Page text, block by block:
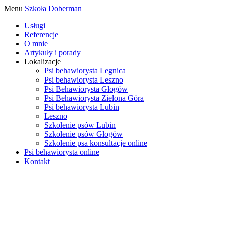
Menu Szkoła Doberman
Usługi
Referencje
O mnie
Artykuły i porady
Lokalizacje
Psi behawiorysta Legnica
Psi behawiorysta Leszno
Psi Behawiorysta Głogów
Psi Behawiorysta Zielona Góra
Psi behawiorysta Lubin
Leszno
Szkolenie psów Lubin
Szkolenie psów Głogów
Szkolenie psa konsultacje online
Psi behawiorysta online
Kontakt